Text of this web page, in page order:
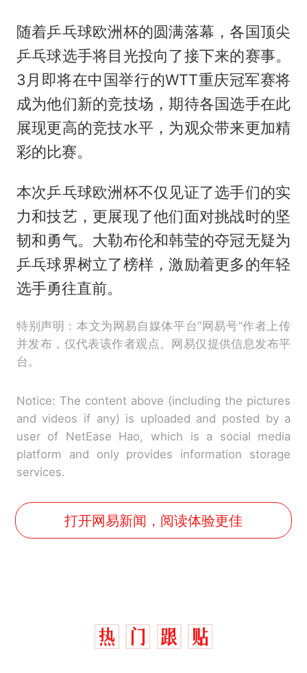
随着乒乓球欧洲杯的圆满落幕，各国顶尖
乒乓球选手将目光投向了接下来的赛事。
3月即将在中国举行的WTT重庆冠军赛将
成为他们新的竞技场，期待各国选手在此
展现更高的竞技水平，为观众带来更加精
彩的比赛。
本次乒乓球欧洲杯不仅见证了选手们的实
力和技艺，更展现了他们面对挑战时的坚
韧和勇气。大勒布伦和韩莹的夺冠无疑为
乒乓球界树立了榜样，激励着更多的年轻
选手勇往直前。
特别声明：本文为网易自媒体平台“网易号”作者上传
并发布，仅代表该作者观点。网易仅提供信息发布平
台。
Notice: The content above (including the pictures
and videos if any) is uploaded and posted by a
user of NetEase Hao, which is a social media
platform and only provides information storage
services.
打开网易新闻，阅读体验更佳